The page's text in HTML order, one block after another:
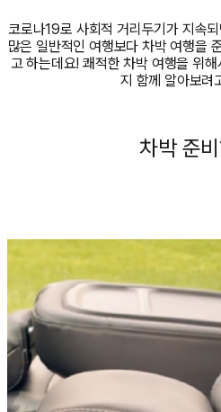
코로나19로 사회적 거리두기가 지속
많은 일반적인 여행보다 차박 여행을
고 하는데요! 쾌적한 차박 여행을 위
지 함께 알아보려
차박 준